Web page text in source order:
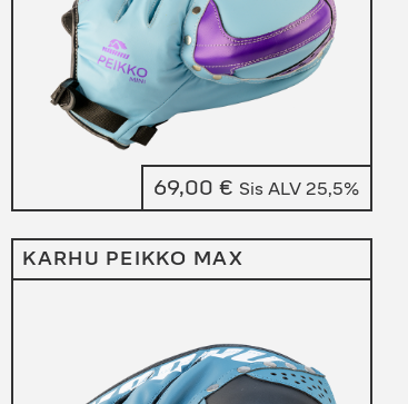
69,00€ Sis ALV 25,5%
KARHU PEIKKO MAX